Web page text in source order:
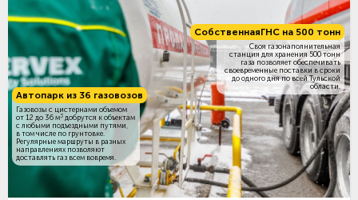
СобственнаяГНС на 500 тонн
Своя газонаполнительная
станция для хранения 500 тонн
газа позволяет обеспечивать
своевременные поставки в сроки
до одного дня по всей Тульской
области.
Автопарк из 36 газовозов
Газовозы с цистернами объемом
от 12 до 36 м3 добрутся к объектам
c любыми подъездными путями,
в том числе по грунтовке.
Регулярные маршруты в разных
направлениях позволяют
доставлять газ всем вовремя.